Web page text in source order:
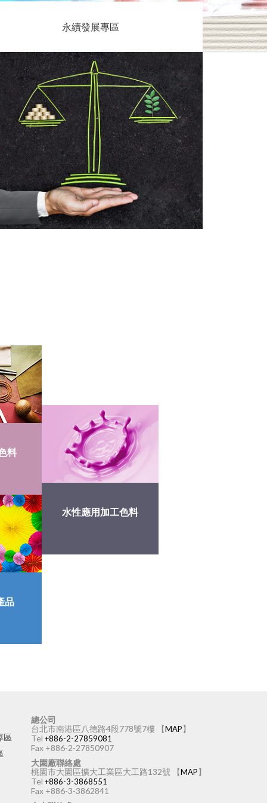
永續發展專區
料
水性應用加工色料
品
區
總公司
台北市南港區八德路4段778號7樓 【MAP】
Tel +886-2-27859081
Fax +886-2-27850907
大園廠聯絡處
桃園市大園區擴大工業區大工路132號 【MAP】
Tel +886-3-3868551
Fax +886-3-3862841